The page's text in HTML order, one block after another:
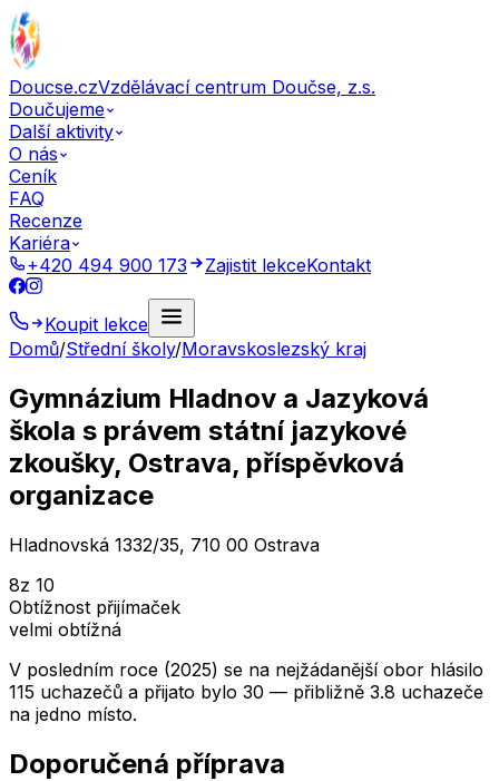
Doucse.czVzdělávací centrum Doučse, z.s.
Doučujeme
Další aktivity
O nás
Ceník
FAQ
Recenze
Kariéra
+420 494 900 173
Zajistit lekceKontakt
Koupit lekce
Domů/Střední školy/Moravskoslezský kraj
Gymnázium Hladnov a Jazyková
škola s právem státní jazykové
zkoušky, Ostrava, příspěvková
organizace
Hladnovská 1332/35, 710 00 Ostrava
8z 10
Obtížnost přijímaček
velmi obtížná
V posledním roce (2025) se na nejžádanější obor hlásilo
115 uchazečů a přijato bylo 30 — přibližně 3.8 uchazeče
na jedno místo.
Doporučená příprava